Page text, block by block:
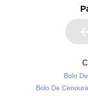
Bolo
Bolo De